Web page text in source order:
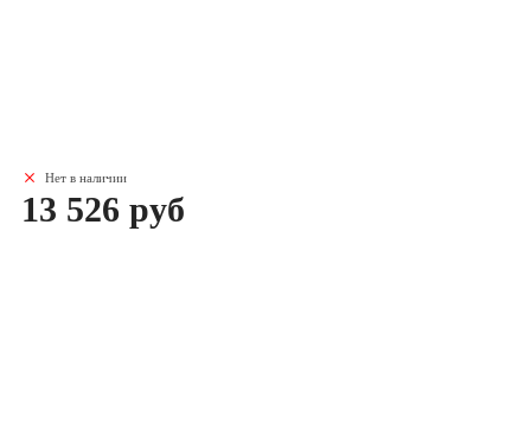
Нет в наличии
13 526 руб